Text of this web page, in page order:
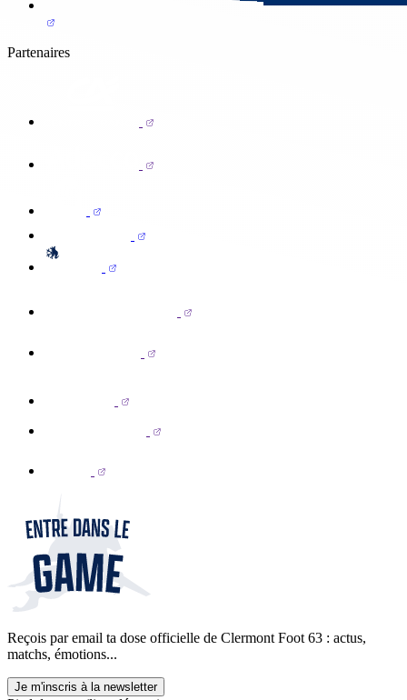
Partenaires
Reçois par email ta dose officielle de Clermont Foot 63 : actus,
matchs, émotions...
Je m'inscris à la newsletter